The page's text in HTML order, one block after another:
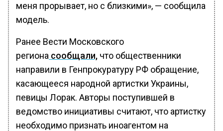
меня прорывает, но с близкими», — сообщила
модель.
Ранее Вести Московского
региона сообщали, что общественники
направили в Генпрокуратуру РФ обращение,
касающееся народной артистки Украины,
певицы Лорак. Авторы поступившей в
ведомство инициативы считают, что артистку
необходимо признать иноагентом на